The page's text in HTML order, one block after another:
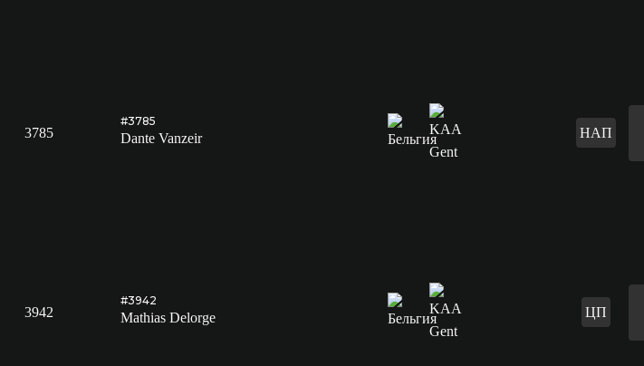
3785
#3785
Dante Vanzeir НАП
3942
#3942
Mathias Delorge ЦП